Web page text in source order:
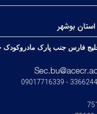
بوشهر
فارس­ جنب ­پارک مادروکودک